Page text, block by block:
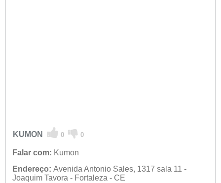
KUMON 0 0
Falar com: Kumon
Endereço: Avenida Antonio Sales, 1317 sala 11 -
Joaquim Tavora - Fortaleza - CE